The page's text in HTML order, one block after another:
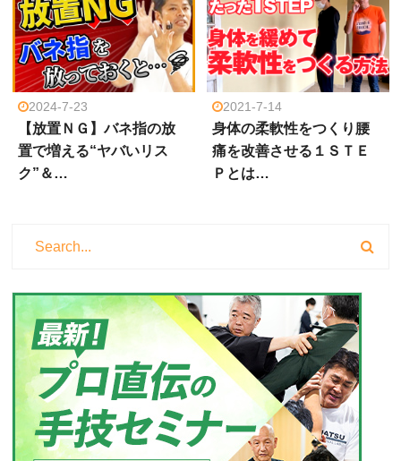
2024-7-23
【放置ＮＧ】バネ指の放
置で増える“ヤバいリス
ク”＆…
2021-7-14
身体の柔軟性をつくり腰
痛を改善させる１ＳＴＥ
Ｐとは…